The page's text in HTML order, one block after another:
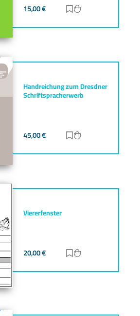
15,00€ Zur Merkliste
Handreichung zum Dresdner
Schriftspracherwerb
45,00€ Zur Merkliste
Viererfenster
20,00€ Zur Merkliste